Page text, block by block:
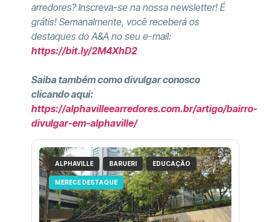
arredores? Inscreva-se na nossa newsletter! É
grátis! Semanalmente, você receberá os
destaques do A&A no seu e-mail:
https://bit.ly/2M4XhD2
Saiba também como divulgar conosco
clicando aqui:
https://alphavilleearredores.com.br/artigo/bairro-
divulgar-em-alphaville/
ALPHAVILLE BARUERI EDUCAÇÃO
MERECE DESTAQUE